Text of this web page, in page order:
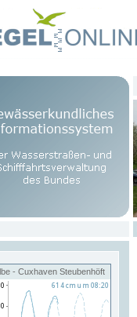
- Cuxhaven Steubenhöft